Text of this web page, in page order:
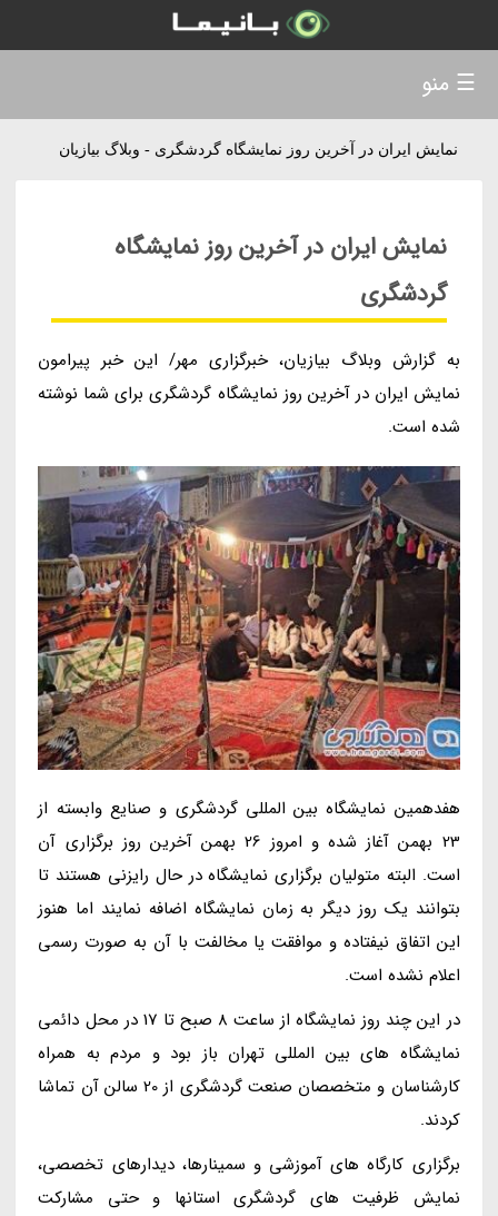
نمایش ایران در آخرین روز نمایشگاه گردشگری - وبلاگ بیازیان
نمایش ایران در آخرین روز نمایشگاه
گردشگری
به گزارش وبلاگ بیازیان، خبرگزاری مهر/ این خبر پیرامون
نمایش ایران در آخرین روز نمایشگاه گردشگری برای شما نوشته
شده است.
هفدهمین نمایشگاه بین المللی گردشگری و صنایع وابسته از
23 بهمن آغاز شده و امروز 26 بهمن آخرین روز برگزاری آن
است. البته متولیان برگزاری نمایشگاه در حال رایزنی هستند تا
بتوانند یک روز دیگر به زمان نمایشگاه اضافه نمایند اما هنوز
این اتفاق نیفتاده و موافقت یا مخالفت با آن به صورت رسمی
اعلام نشده است.
در این چند روز نمایشگاه از ساعت 8 صبح تا 17 در محل دائمی
نمایشگاه های بین المللی تهران باز بود و مردم به همراه
کارشناسان و متخصصان صنعت گردشگری از 20 سالن آن تماشا
کردند.
برگزاری کارگاه های آموزشی و سمینارها، دیدارهای تخصصی،
نمایش ظرفیت های گردشگری استانها و حتی مشارکت
☰ منو